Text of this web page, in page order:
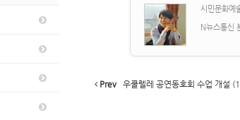
시민문화예
N뉴스통신
Prev 우쿨렐레 공연동호회 수업 개설